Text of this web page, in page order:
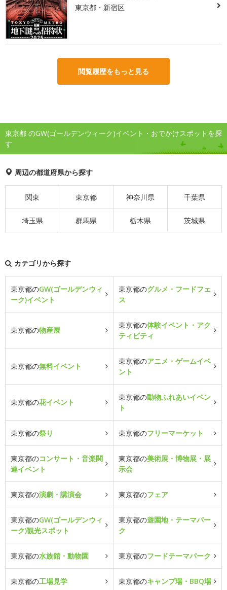
東京都・新宿区
閲覧履歴をもっと見る
東京都 のGW(ゴールデンウィーク)イベント・おでかけスポットを探
す
周辺の都道府県から探す
関東 東京都 神奈川県 千葉県
埼玉県 群馬県 栃木県 茨城県
カテゴリから探す
東京都のGW(ゴールデンウィ
ーク)イベント
東京都のグルメ・フードフェ
ス
東京都の物産展
東京都の体験イベント・アク
ティビティ
東京都の無料イベント
東京都のアニメ・ゲームイベ
ント
東京都の花イベント
東京都の動物ふれあいイベン
ト
東京都の祭り 東京都のフリーマーケット
東京都のコンサート・音楽関
連イベント
東京都の美術展・博物展・展
示会
東京都の演劇・講演会 東京都のフェア
東京都のGW(ゴールデンウィ
ーク)観光スポット
東京都の遊園地・テーマパー
ク
東京都の水族館・動物園 東京都のフードテーマパーク
東京都の工場見学 東京都のキャンプ場・BBQ場